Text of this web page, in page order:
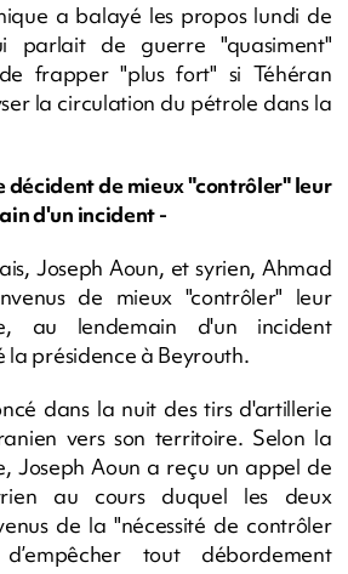
a balayé les propos lundi de
parlait de guerre "quasiment"
frapper "plus fort" si Téhéran
la circulation du pétrole dans la
décident de mieux "contrôler" leur
d'un incident -
Joseph Aoun, et syrien, Ahmad
de mieux "contrôler" leur
au lendemain d'un incident
la présidence à Beyrouth.
dans la nuit des tirs d'artillerie
vers son territoire. Selon la
Joseph Aoun a reçu un appel de
au cours duquel les deux
de la "nécessité de contrôler
tout débordement